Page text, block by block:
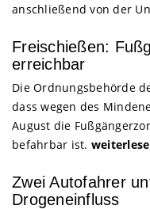
anschließend von der
Freischießen:
erreichbar
Die Ordnungsbehörde
dass wegen des
August die
befahrbar ist.
Zwei Autofahrer
Drogeneinfluss